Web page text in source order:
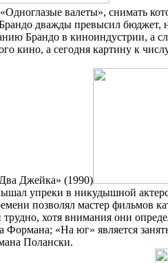
валеты», снимать
дважды превысил бюджет,
Брандо в киноиндустрии, а
кино, а сегодня картину к
Джейка» (1990)
упреки в никудышной
позволял мастер
хотя внимания они
«На юг» является
Полански.